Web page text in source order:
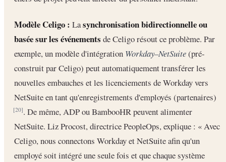
Modèle Celigo : Lasynchronisation bidirectionnelle ou
basée sur les événements de Celigo résout ce problème. Par
exemple, un modèle d'intégration Workday–NetSuite(pré-
construit par Celigo) peut automatiquement transférer les
nouvelles embauches et les licenciements de Workday vers
NetSuite en tant qu'enregistrements d'employés (partenaires)
[20]. De même, ADP ou BambooHR peuvent alimenter
NetSuite. Liz Procost, directrice PeopleOps, explique : « Avec
Celigo, nous connectons Workday et NetSuite afin qu'un
employé soit intégré une seule fois et que chaque système